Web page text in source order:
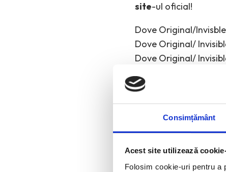
Consimțământ
Acest site utilizează
Folosim cookie-uri pentru a
site-ul oficial!
Dove Original/Invisble
Dove Original/
Dove Original/
Foto: Dove